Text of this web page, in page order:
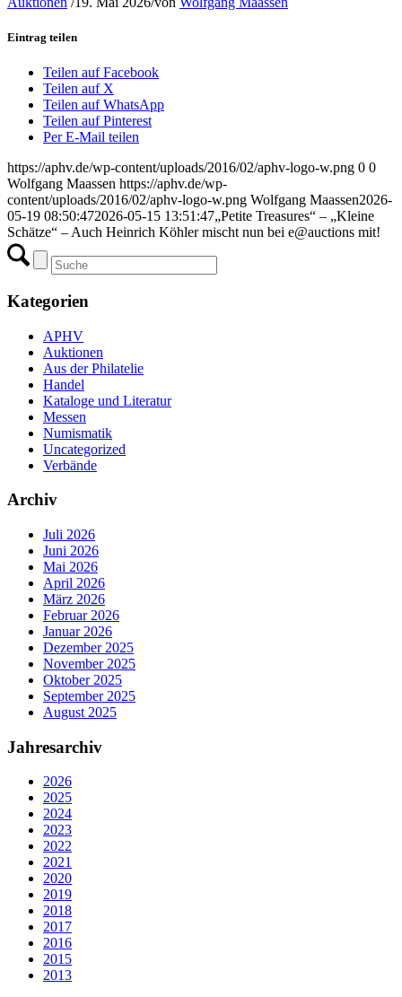
Eintrag teilen
Teilen auf Facebook
Teilen auf X
Teilen auf WhatsApp
Teilen auf Pinterest
Per E-Mail teilen
https://aphv.de/wp-content/uploads/2016/02/aphv-logo-w.png 0 0
Wolfgang Maassen https://aphv.de/wp-
content/uploads/2016/02/aphv-logo-w.png Wolfgang Maassen2026-
05-19 08:50:472026-05-15 13:51:47„Petite Treasures“ – „Kleine
Schätze“ – Auch Heinrich Köhler mischt nun bei e@auctions mit!
Kategorien
APHV
Auktionen
Aus der Philatelie
Handel
Kataloge und Literatur
Messen
Numismatik
Uncategorized
Verbände
Archiv
Juli 2026
Juni 2026
Mai 2026
April 2026
März 2026
Februar 2026
Januar 2026
Dezember 2025
November 2025
Oktober 2025
September 2025
August 2025
Jahresarchiv
2026
2025
2024
2023
2022
2021
2020
2019
2018
2017
2016
2015
2013